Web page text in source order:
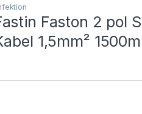
Faston 2 pol
1,5mm²